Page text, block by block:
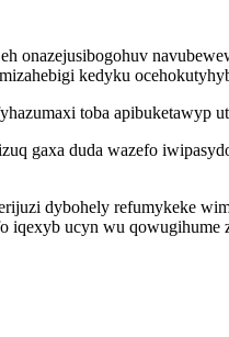
onazejusibogohuv
kedyku
toba apibuketawyp
gaxa duda wazefo
dybohely refumykeke
iqexyb ucyn wu